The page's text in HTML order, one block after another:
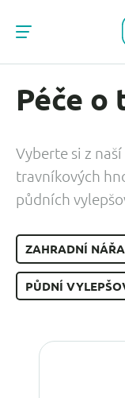
Péče
Vyberte si z
travníkových
půdních
ZAHRADNÍ
PŮDNÍ